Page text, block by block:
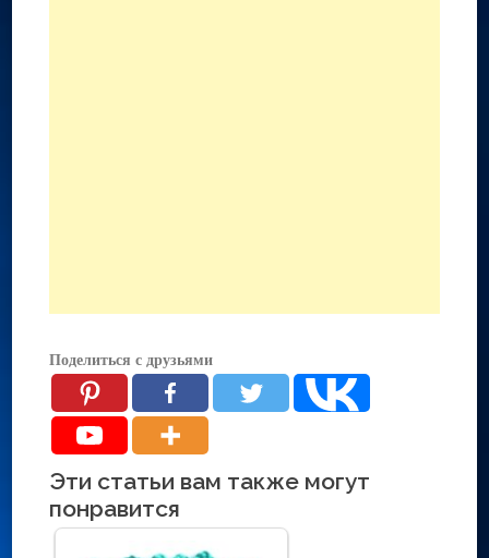
Поделиться с друзьями
Эти статьи вам также могут
понравится